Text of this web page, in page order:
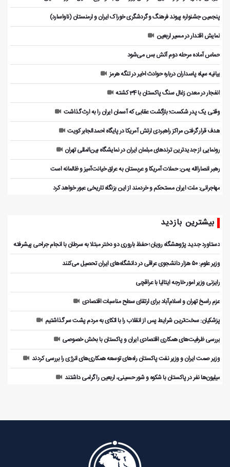
پنجمین جشنواره پیوند فرهنگ و گردشگر‌ی خوراک ایران و ارمنستان (ناواسارد)
نمایش اقتدار در مسیر اربعین
حماس آماده مرحله دوم آتش بس می‌شود
بیانیه سپاه پاسداران درباره حوادث اخیر در تنگه هرمز
انفجار در معدن زغال سنگ پاکستان با 34 کشته
وقتی یک پدر شکست؛ بازگشت عقابی که آسمان ایران را به ارث گذاشت
هدف قرار گرفتن مراکز راهبردی ارتش آمریکا در پایگاه احمدالجابر کویت
رونمایی از جدیدترین ترندهای مبلمان ایران در نمایشگاه بین‌المللی تهران
رهبر انصارالله یمن: حملات آمریکا و عربستان به عراق خیانت‌آمیز و ظالمانه است
مهاجرانی: ملت ایران مستحکم و خردمند از این بزنگاه تاریخی عبور خواهد کرد
بیشترین بازدید
دستاورد جدید پژوهشگاه رویان؛ حفظ باروری دو دختر مبتلا به سرطان با انجام جراحی پیشرفته
وزیر علوم: ۵۰ هزار دانشجوی عراقی در دانشگاه‌های ایران تحصیل می‌کنند
رایزنی وزیر امور خارجه ایتالیا با عراقچی
عزم راسخ تهران و اسلام‌آباد برای ارتقای سطح مناسبات اقتصادی
پزشکیان: سخت‌ترین شرایط پس از انقلاب را با اتکای به مردم پشت سر گذاشتیم
بررسی ظرفیت‌های همکاری اقتصادی ایران و پاکستان با بخش خصوصی
وزیر صمت ایران و وزیر نفت پاکستان راه‌های توسعه همکاری‌های انرژی را بررسی کردند
میلیون‌ها نفر در پاکستان با شکوه و شور حسینی، اربعین را گرامی داشتند